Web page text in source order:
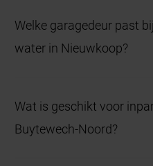
Welke garagedeur past
water in Nieuwkoop?
goed aan bij de landelijke
weerbestendig.
Wat is geschikt voor
Buytewech-Noord?